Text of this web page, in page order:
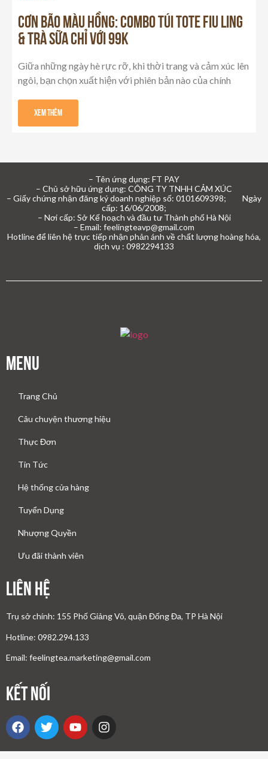
Cơn Bão Màu Hồng: Combo Túi Tote Fiu Ling
& Trà Sữa chỉ với 99K
Giữa những ngày hè rực rỡ, khi thời trang và cảm xúc lên
ngôi, bạn chọn xuất hiện với phiên bản nào của chính
Xem Thêm
– Tên ứng dụng: FT PAY
– Chủ sở hữu ứng dụng: CÔNG TY TNHH CẢM XÚC
– Giấy chứng nhận đăng ký doanh nghiệp số: 0101609398; Ngày
cấp: 16/06/2008;
– Nơi cấp: Sở Kế hoạch và đầu tư Thành phố Hà Nội
– Email: feelingteavp@gmail.com
Hotline để liên hệ trực tiếp nhận phản ánh về chất lượng hoàng hóa,
dịch vụ : 0982294133
Menu
Trang Chủ
Câu chuyện thương hiệu
Thực Đơn
Tin Tức
Hệ thống cửa hàng
Tuyển Dụng
Nhượng Quyền
Ưu đãi thành viên
Liên Hệ
Trụ sở chính: 155 Phố Giảng Võ, quận Đống Đa, TP Hà Nội
Hotline: 0982.294.133
Email: feelingtea.marketing@gmail.com
Kết nối